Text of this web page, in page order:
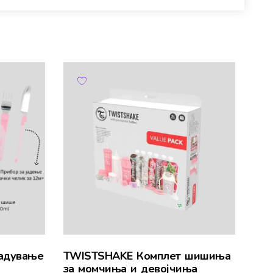
TWISTSHAKE Комплет шишиња
за момчиња и девојчиња